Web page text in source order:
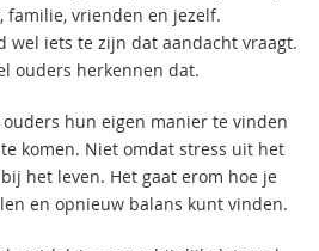
familie, vrienden en jezelf.
wel iets te zijn dat aandacht vraagt.
ouders herkennen dat.
hun eigen manier te vinden
komen. Niet omdat stress uit het
het leven. Het gaat erom hoe je
en opnieuw balans kunt vinden.